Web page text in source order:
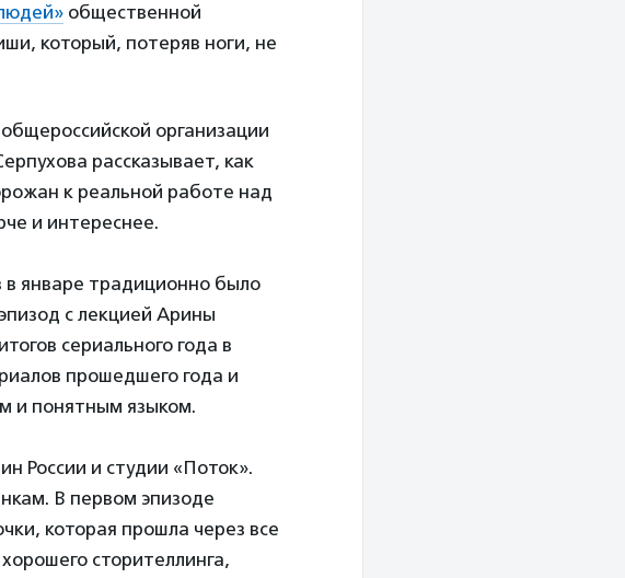
общественной
который, потеряв ноги, не
общероссийской организации
рассказывает, как
к реальной работе над
и интереснее.
в январе традиционно было
с лекцией Арины
сериального года в
прошедшего года и
и понятным языком.
России и студии «Поток».
В первом эпизоде
которая прошла через все
сторителлинга,